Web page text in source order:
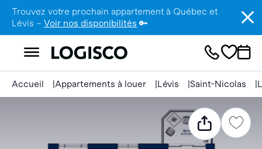
Trouvez votre prochain appartement à Québec et
Lévis – Voir nos disponibilités 🔑
Accueil Appartements à louer Lévis Saint-Nicolas